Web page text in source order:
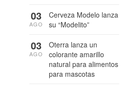
Cerveza Modelo lanza
su “Modelito”
03
AGO
Oterra lanza un
colorante amarillo
natural para alimentos
para mascotas
03
AGO